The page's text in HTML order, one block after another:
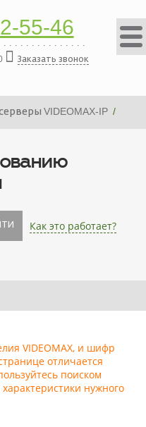
55-46
Заказать звонок
VIDEOMAX-IP
Как это работает?
VIDEOMAX, и шифр
отличается
поиском
нужного